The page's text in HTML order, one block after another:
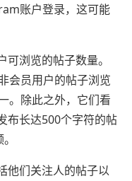
账户登录，这可能
浏览的帖子数量。
会员用户的帖子浏览
。除此之外，它们看
布长达500个字符的帖
他们关注人的帖子以